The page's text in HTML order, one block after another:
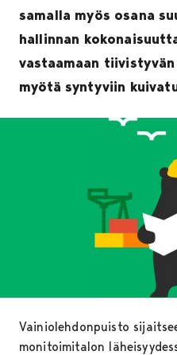
samalla myös osana
hallinnan
vastaamaan
myötä syntyviin
Vainiolehdonpuisto
monitoimitalon